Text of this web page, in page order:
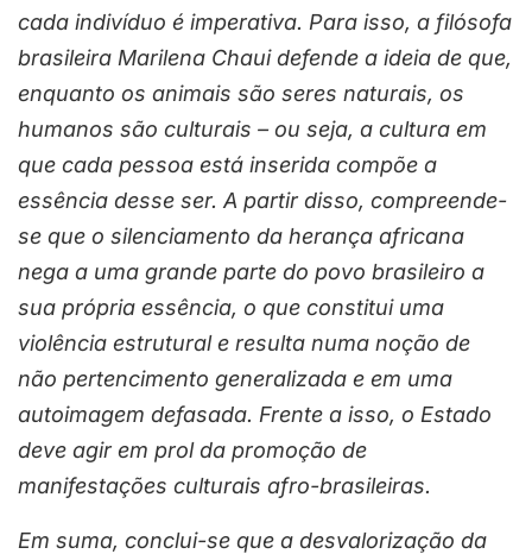
cada indivíduo é imperativa. Para isso, a filósofa
brasileira Marilena Chaui defende a ideia de que,
enquanto os animais são seres naturais, os
humanos são culturais – ou seja, a cultura em
que cada pessoa está inserida compõe a
essência desse ser. A partir disso, compreende-
se que o silenciamento da herança africana
nega a uma grande parte do povo brasileiro a
sua própria essência, o que constitui uma
violência estrutural e resulta numa noção de
não pertencimento generalizada e em uma
autoimagem defasada. Frente a isso, o Estado
deve agir em prol da promoção de
manifestações culturais afro-brasileiras.
Em suma, conclui-se que a desvalorização da